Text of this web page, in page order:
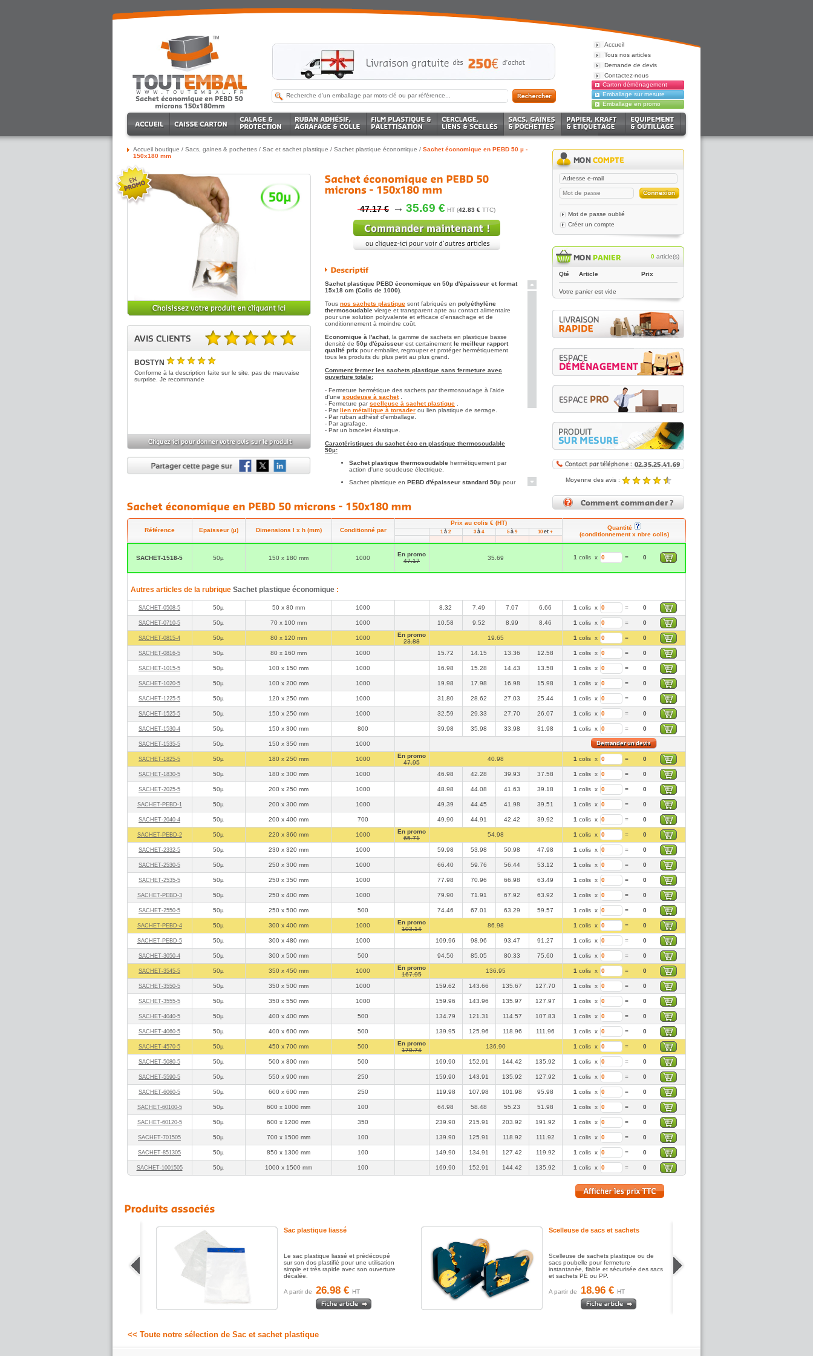
Accueil boutique / Sacs, gaines & pochettes / Sac et sachet plastique / Sachet plastique économique / Sachet économique en PEBD 50 µ -
150x180 mm
5.00 sur 5 basé sur 1 note(s).
BOSTYN
5
Conforme à la description faite sur le site, pas de mauvaise
surprise. Je recommande
47.17 € → 35.69 € HT (42.83 € TTC)
Sachet plastique PEBD économique en 50µ d'épaisseur et format
15x18 cm (Colis de 1000).
Tous nos sachets plastique sont fabriqués en polyéthylène
thermosoudable vierge et transparent apte au contact alimentaire
pour une solution polyvalente et efficace d'ensachage et de
conditionnement à moindre coût.
Economique à l'achat, la gamme de sachets en plastique basse
densité de 50µ d'épaisseur est certainement le meilleur rapport
qualité prix pour emballer, regrouper et protéger hermétiquement
tous les produits du plus petit au plus grand.
Comment fermer les sachets plastique sans fermeture avec
ouverture totale:
- Fermeture hermétique des sachets par thermosoudage à l'aide
d'une soudeuse à sachet.
- Fermeture parscelleuse à sachet plastique
- Parlien métallique à torsader ou lien plastique de serrage.
- Par ruban adhésif d'emballage.
- Par agrafage.
- Par un bracelet élastique.
Caractéristiques du sachet éco en plastique thermosoudable
50µ:
Sachet plastique thermosoudable hermétiquement par
action d'une soudeuse électrique.
Sachet plastique en PEBD d'épaisseur standard 50µ pour
cuisine ...
et apte à la congélation (le polyéthylène est un
plastique conservant sa souplesse en température
excellente visibilité du contenu et une bonne mise en valeur
produit.
Sachet plastifié100% recyclable.
Sachets aussi disponibles dans une version
en 100µ d'épaisseurpour résister aux objets lourds, à angles
saillants ou pointus.
A consulter également toute notre gamme de sachets avec
fermeture intégrée tels que lessachets zipet les sachets à
fermeture adhésive
Mot de passe oublié
Créer un compte
0 article(s)
Qté Article Prix
Votre panier est vide
Moyenne des avis :
Noté4.89/5 |8431reviews
Référence Epaisseur (µ) Dimensions l x h (mm) Conditionné par
Prix au colis € (HT)
Quantité
(conditionnement x nbre colis)
1à 2 3 à 4 5à 9 10 et +
SACHET‑1518‑5 50µ 150 x 180 mm 1000
En promo
47.17
35.69 1 colis x = 0
Autres articles de la rubrique Sachet plastique économique :
SACHET‑0508‑5 50µ 50 x 80 mm 1000 8.32 7.49 7.07 6.66 1 colis x = 0
SACHET‑0710‑5 50µ 70 x 100 mm 1000 10.58 9.52 8.99 8.46 1 colis x = 0
SACHET‑0815‑4 50µ 80 x 120 mm 1000
En promo
23.88
19.65 1 colis x = 0
SACHET‑0816‑5 50µ 80 x 160 mm 1000 15.72 14.15 13.36 12.58 1 colis x = 0
SACHET‑1015‑5 50µ 100 x 150 mm 1000 16.98 15.28 14.43 13.58 1 colis x = 0
SACHET‑1020‑5 50µ 100 x 200 mm 1000 19.98 17.98 16.98 15.98 1 colis x = 0
SACHET‑1225‑5 50µ 120 x 250 mm 1000 31.80 28.62 27.03 25.44 1 colis x = 0
SACHET‑1525‑5 50µ 150 x 250 mm 1000 32.59 29.33 27.70 26.07 1 colis x = 0
SACHET‑1530‑4 50µ 150 x 300 mm 800 39.98 35.98 33.98 31.98 1 colis x = 0
SACHET‑1535‑5 50µ 150 x 350 mm 1000
SACHET‑1825‑5 50µ 180 x 250 mm 1000
En promo
47.95
40.98 1 colis x = 0
SACHET‑1830‑5 50µ 180 x 300 mm 1000 46.98 42.28 39.93 37.58 1 colis x = 0
SACHET‑2025‑5 50µ 200 x 250 mm 1000 48.98 44.08 41.63 39.18 1 colis x = 0
SACHET‑PEBD‑1 50µ 200 x 300 mm 1000 49.39 44.45 41.98 39.51 1 colis x = 0
SACHET‑2040‑4 50µ 200 x 400 mm 700 49.90 44.91 42.42 39.92 1 colis x = 0
SACHET‑PEBD‑2 50µ 220 x 360 mm 1000
En promo
65.71
54.98 1 colis x = 0
SACHET‑2332‑5 50µ 230 x 320 mm 1000 59.98 53.98 50.98 47.98 1 colis x = 0
SACHET‑2530‑5 50µ 250 x 300 mm 1000 66.40 59.76 56.44 53.12 1 colis x = 0
SACHET‑2535‑5 50µ 250 x 350 mm 1000 77.98 70.96 66.98 63.49 1 colis x = 0
SACHET‑PEBD‑3 50µ 250 x 400 mm 1000 79.90 71.91 67.92 63.92 1 colis x = 0
SACHET‑2550‑5 50µ 250 x 500 mm 500 74.46 67.01 63.29 59.57 1 colis x = 0
SACHET‑PEBD‑4 50µ 300 x 400 mm 1000
En promo
103.14
86.98 1 colis x = 0
SACHET‑PEBD‑5 50µ 300 x 480 mm 1000 109.96 98.96 93.47 91.27 1 colis x = 0
SACHET‑3050‑4 50µ 300 x 500 mm 500 94.50 85.05 80.33 75.60 1 colis x = 0
SACHET‑3545‑5 50µ 350 x 450 mm 1000
En promo
167.95
136.95 1 colis x = 0
SACHET‑3550‑5 50µ 350 x 500 mm 1000 159.62 143.66 135.67 127.70 1 colis x = 0
SACHET‑3555‑5 50µ 350 x 550 mm 1000 159.96 143.96 135.97 127.97 1 colis x = 0
SACHET‑4040‑5 50µ 400 x 400 mm 500 134.79 121.31 114.57 107.83 1 colis x = 0
SACHET‑4060‑5 50µ 400 x 600 mm 500 139.95 125.96 118.96 111.96 1 colis x = 0
SACHET‑4570‑5 50µ 450 x 700 mm 500
En promo
170.74
136.90 1 colis x = 0
SACHET‑5080‑5 50µ 500 x 800 mm 500 169.90 152.91 144.42 135.92 1 colis x = 0
SACHET‑5590‑5 50µ 550 x 900 mm 250 159.90 143.91 135.92 127.92 1 colis x = 0
SACHET‑6060‑5 50µ 600 x 600 mm 250 119.98 107.98 101.98 95.98 1 colis x = 0
SACHET‑60100‑5 50µ 600 x 1000 mm 100 64.98 58.48 55.23 51.98 1 colis x = 0
SACHET‑60120‑5 50µ 600 x 1200 mm 350 239.90 215.91 203.92 191.92 1 colis x = 0
SACHET‑701505 50µ 700 x 1500 mm 100 139.90 125.91 118.92 111.92 1 colis x = 0
SACHET‑851305 50µ 850 x 1300 mm 100 149.90 134.91 127.42 119.92 1 colis x = 0
SACHET‑1001505 50µ 1000 x 1500 mm 100 169.90 152.91 144.42 135.92 1 colis x = 0
Sac plastique liassé
Le sac plastique liassé et prédécoupé
sur son dos plastifié pour une utilisation
simple et très rapide avec son ouverture
décalée.
A partir de 26.98 € HT
Scelleuse de sacs et sachets
Scelleuse de sachets plastique ou de
sacs poubelle pour fermeture
instantanée, fiable et sécurisée des sacs
et sachets PE ou PP.
A partir de 18.96 € HT
<< Toute notre sélection de Sac et sachet plastique
Accueil
Tous nos articles
Demande de devis
Contactez-nous
Carton déménagement
Emballage sur mesure
Emballage en promo